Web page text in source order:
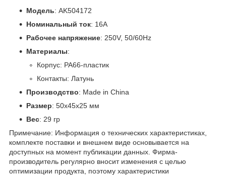
Модель: AK504172
Номинальный ток: 16A
Рабочее напряжение: 250V, 50/60Hz
Материалы:
Корпус: PA66-пластик
Контакты: Латунь
Производство: Made in China
Размер: 50х45х25 мм
Вес: 29 гр
Примечание: Информация о технических характеристиках,
комплекте поставки и внешнем виде основывается на
доступных на момент публикации данных. Фирма-
производитель регулярно вносит изменения с целью
оптимизации продукта, поэтому характеристики